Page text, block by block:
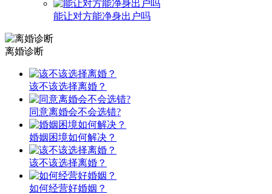
能让对方能净身出户吗
离婚诊断
该不该选择离婚？
同意离婚会不会选错?
婚姻困境如何解决？
该不该选择离婚？
如何经营好婚姻？